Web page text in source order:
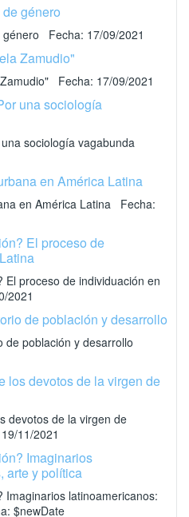
género
género Fecha: 17/09/2021
Zamudio"
Fecha: 17/09/2021
una sociología
sociología vagabunda
en América Latina
en América Latina Fecha:
El proceso de
El proceso de individuación en
2021
de población y desarrollo
de población y desarrollo
los devotos de la virgen de
devotos de la virgen de
11/2021
Imaginarios
arte y política
Imaginarios latinoamericanos:
$newDate